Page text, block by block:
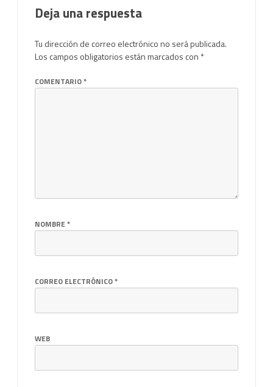
Deja una respuesta
Tu dirección de correo electrónico no será publicada.
Los campos obligatorios están marcados con *
COMENTARIO*
NOMBRE*
CORREO ELECTRÓNICO*
WEB